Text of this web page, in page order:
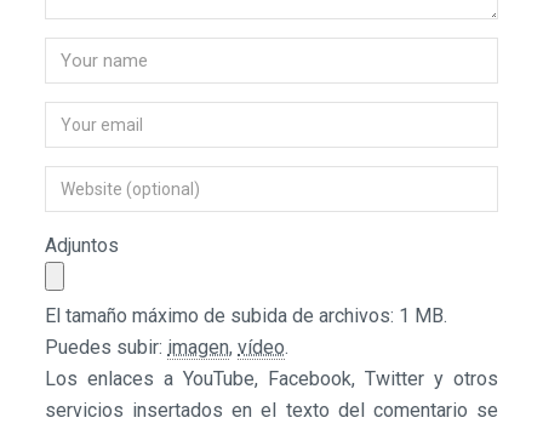
Adjuntos
El tamaño máximo de subida de archivos: 1 MB.
Puedes subir: imagen,vídeo.
Los enlaces a YouTube, Facebook, Twitter y otros
servicios insertados en el texto del comentario se